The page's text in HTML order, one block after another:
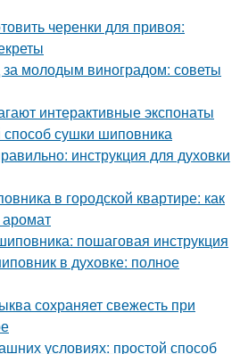
черенки для привоя:
за молодым виноградом: советы
интерактивные экспонаты
сушки шиповника
инструкция для духовки
в городской квартире: как
пошаговая инструкция
в духовке: полное
сохраняет свежесть при
условиях: простой способ